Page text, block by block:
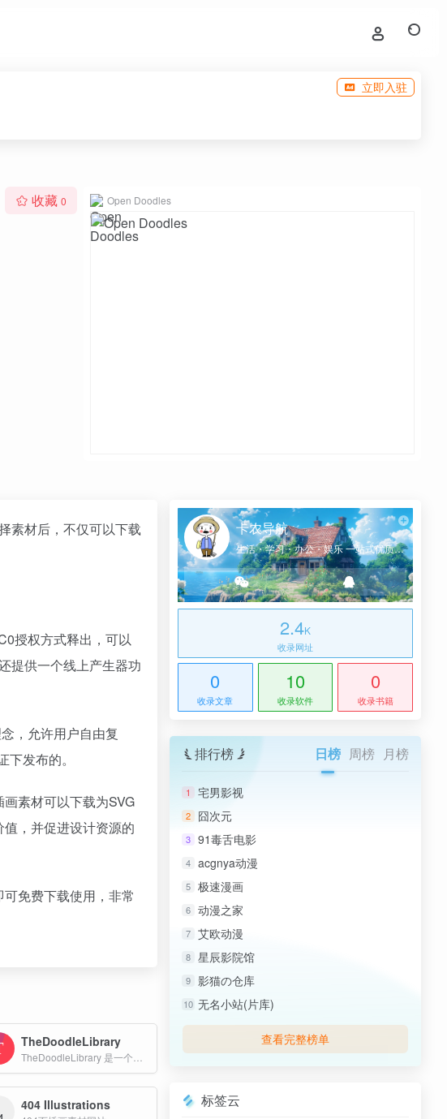
立即入驻
收藏 0 Open Doodles
素材后，不仅可以下载
授权方式释出，可以
提供一个线上产生器功
，允许用户自由复
发布的。
素材可以下载为SVG
，并促进设计资源的
免费下载使用，非常
TheDoodleLibrary
404 Illustrations
卡农导航
生活・学习・办公・娱乐 一站式优质网址导航
2.4K
收录网址
0
收录文章
10
收录软件
0
收录书籍
排行榜 日榜 周榜 月榜
1 宅男影视
2 囧次元
3 91毒舌电影
4 acgnya动漫
5 极速漫画
6 动漫之家
7 艾欧动漫
8 星辰影院馆
9 影猫の仓库
10 无名小站(片库)
查看完整榜单
标签云